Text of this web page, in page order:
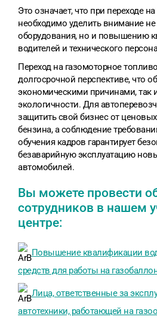
Это означает, что при переходе
необходимо уделить внимание не
оборудования, но и повышению
водителей и технического
Переход на газомоторное
долгосрочной перспективе, что
экономическими причинами, так
экологичности. Для
защитить свой бизнес от
бензина, а соблюдение
обучения кадров гарантирует
безаварийную эксплуатацию
автомобилей.
Вы можете провести
сотрудников в нашем
центре:
Повышение квалификации
средств для работы на
Лица, ответственные за
автотехники, работающей на